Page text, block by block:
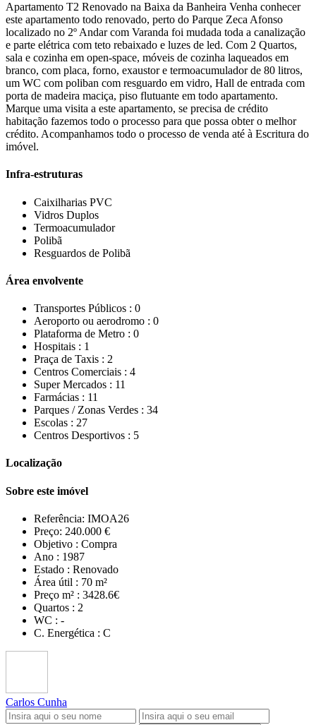
Apartamento T2 Renovado na Baixa da Banheira Venha conhecer
este apartamento todo renovado, perto do Parque Zeca Afonso
localizado no 2º Andar com Varanda foi mudada toda a canalização
e parte elétrica com teto rebaixado e luzes de led. Com 2 Quartos,
sala e cozinha em open-space, móveis de cozinha laqueados em
branco, com placa, forno, exaustor e termoacumulador de 80 litros,
um WC com poliban com resguardo em vidro, Hall de entrada com
porta de madeira maciça, piso flutuante em todo apartamento.
Marque uma visita a este apartamento, se precisa de crédito
habitação fazemos todo o processo para que possa obter o melhor
crédito. Acompanhamos todo o processo de venda até à Escritura do
imóvel.
Infra-estruturas
Caixilharias PVC
Vidros Duplos
Termoacumulador
Polibã
Resguardos de Polibã
Área envolvente
Transportes Públicos : 0
Aeroporto ou aerodromo : 0
Plataforma de Metro : 0
Hospitais : 1
Praça de Taxis : 2
Centros Comerciais : 4
Super Mercados : 11
Farmácias : 11
Parques / Zonas Verdes : 34
Escolas : 27
Centros Desportivos : 5
Localização
Sobre este imóvel
Referência: IMOA26
Preço: 240.000 €
Objetivo : Compra
Ano : 1987
Estado : Renovado
Área útil : 70 m²
Preço m² : 3428.6€
Quartos : 2
WC : -
C. Energética : C
Carlos Cunha